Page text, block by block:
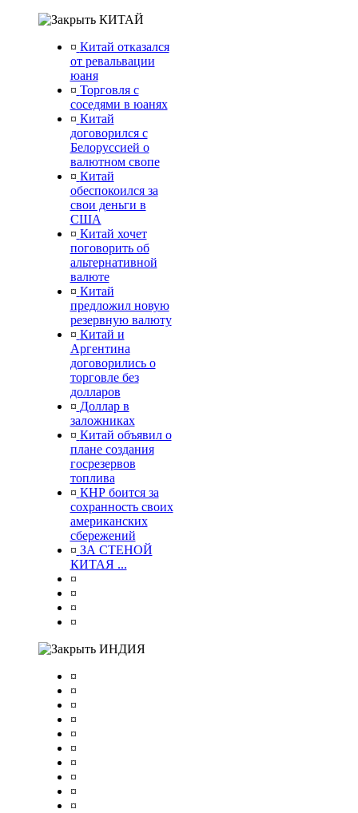
КИТАЙ
¤ Китай отказался
от ревальвации
юаня
¤ Торговля с
соседями в юанях
¤ Китай
договорился с
Белоруссией о
валютном свопе
¤ Китай
обеспокоился за
свои деньги в
США
¤ Китай хочет
поговорить об
альтернативной
валюте
¤ Китай
предложил новую
резервную валюту
¤ Китай и
Аргентина
договорились о
торговле без
долларов
¤ Доллар в
заложниках
¤ Китай объявил о
плане создания
госрезервов
топлива
¤ КНР боится за
сохранность своих
американских
сбережений
¤ ЗА СТЕНОЙ
КИТАЯ ...
¤
¤
¤
¤
ИНДИЯ
¤
¤
¤
¤
¤
¤
¤
¤
¤
¤